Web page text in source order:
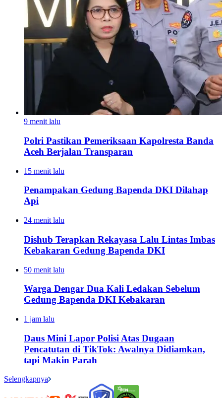
9 menit lalu
Polri Pastikan Pemeriksaan Kapolresta Banda
Aceh Berjalan Transparan
15 menit lalu
Penampakan Gedung Bapenda DKI Dilahap
Api
24 menit lalu
Dishub Terapkan Rekayasa Lalu Lintas Imbas
Kebakaran Gedung Bapenda DKI
50 menit lalu
Warga Dengar Dua Kali Ledakan Sebelum
Gedung Bapenda DKI Kebakaran
1 jam lalu
Daus Mini Lapor Polisi Atas Dugaan
Pencatutan di TikTok: Awalnya Didiamkan,
tapi Makin Parah
Selengkapnya